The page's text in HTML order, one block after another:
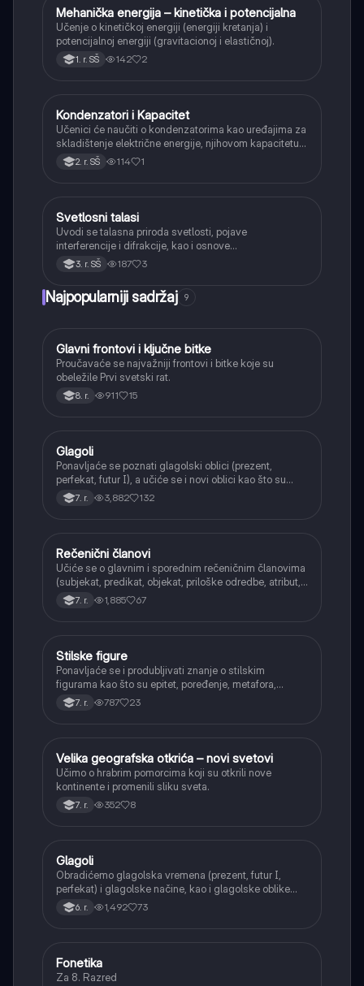
Fizika
Mehanička energija – kinetička i potencijalna
Učenje o kinetičkoj energiji (energiji kretanja) i
potencijalnoj energiji (gravitacionoj i elastičnoj).
1. r. SŠ 142 2
Fizika
Kondenzatori i Kapacitet
Učenici će naučiti o kondenzatorima kao uređajima za
skladištenje električne energije, njihovom kapacitetu i
načinima vezivanja (serijski i paralelno).
2. r. SŠ 114 1
Fizika
Svetlosni talasi
Uvodi se talasna priroda svetlosti, pojave
interferencije i difrakcije, kao i osnove
elektromagnetnog spektra.
3. r. SŠ 187 3
Najpopularniji sadržaj 9
Istorija
Glavni frontovi i ključne bitke
Proučavaće se najvažniji frontovi i bitke koje su
obeležile Prvi svetski rat.
8. r. 911 15
Srpski jezik
Glagoli
Ponavljaće se poznati glagolski oblici (prezent,
perfekat, futur I), a učiće se i novi oblici kao što su
aorist, imperfekat, pluskvamperfekat, futur II, kao i
glagolski prilozi i pridevi.
7. r. 3,882 132
Srpski jezik
Rečenični članovi
Učiće se o glavnim i sporednim rečeničnim članovima
(subjekat, predikat, objekat, priloške odredbe, atribut,
apozicija) i njihovoj funkciji.
7. r. 1,885 67
Srpski jezik
Stilske figure
Ponavljaće se i produbljivati znanje o stilskim
figurama kao što su epitet, poređenje, metafora,
personifikacija, hiperbola, onomatopeja, aliteracija i
asonanca, razumevajući njihovu ulogu u tekstu.
7. r. 787 23
Istorija
Velika geografska otkrića – novi svetovi
Učimo o hrabrim pomorcima koji su otkrili nove
kontinente i promenili sliku sveta.
7. r. 352 8
Srpski jezik
Glagoli
Obradićemo glagolska vremena (prezent, futur I,
perfekat) i glagolske načine, kao i glagolske oblike
(infinitiv, glagolski pridevi i prilozi) i glagolski vid
(svršeni i nesvršeni).
6. r. 1,492 73
Srpski jezik
Fonetika
Za 8. Razred